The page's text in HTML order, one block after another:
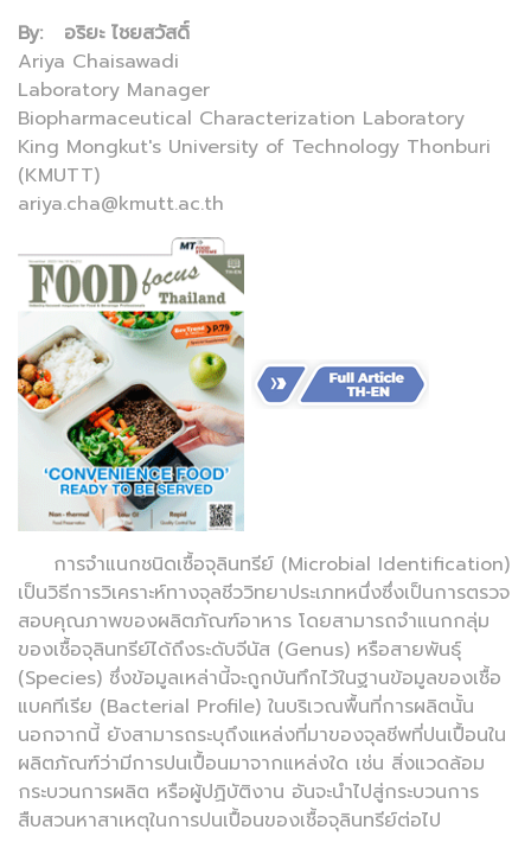
By: อริยะ ไชยสวัสดิ์
Ariya Chaisawadi
Laboratory Manager
Biopharmaceutical Characterization Laboratory
King Mongkut's University of Technology Thonburi
(KMUTT)
ariya.cha@kmutt.ac.th
การจำแนกชนิดเชื้อจุลินทรีย์ (Microbial Identification)
เป็นวิธีการวิเคราะห์ทางจุลชีววิทยาประเภทหนึ่งซึ่งเป็นการตรวจ
สอบคุณภาพของผลิตภัณฑ์อาหาร โดยสามารถจำแนกกลุ่ม
ของเชื้อจุลินทรีย์ได้ถึงระดับจีนัส (Genus) หรือสายพันธุ์
(Species) ซึ่งข้อมูลเหล่านี้จะถูกบันทึกไว้ในฐานข้อมูลของเชื้อ
แบคทีเรีย (Bacterial Profile) ในบริเวณพื้นที่การผลิตนั้น
นอกจากนี้ ยังสามารถระบุถึงแหล่งที่มาของจุลชีพที่ปนเปื้อนใน
ผลิตภัณฑ์ว่ามีการปนเปื้อนมาจากแหล่งใด เช่น สิ่งแวดล้อม
กระบวนการผลิต หรือผู้ปฏิบัติงาน อันจะนำไปสู่กระบวนการ
สืบสวนหาสาเหตุในการปนเปื้อนของเชื้อจุลินทรีย์ต่อไป